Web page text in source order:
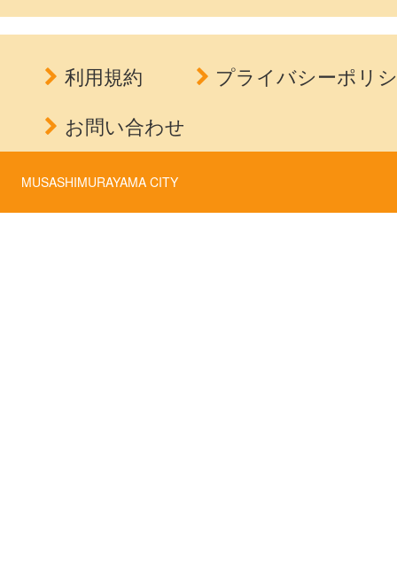
利用規約
プライバシーポリ
お問い合わせ
MUSASHIMURAYAMA CITY